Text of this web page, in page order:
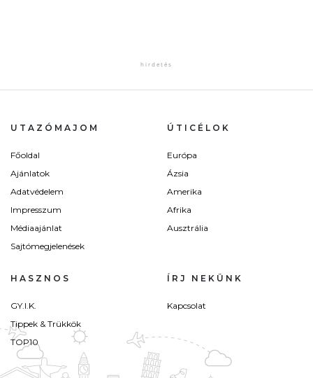
UTAZÓMAJOM
Főoldal
Ajánlatok
Adatvédelem
Impresszum
Médiaajánlat
Sajtómegjelenések
ÚTICÉLOK
Európa
Ázsia
Amerika
Afrika
Ausztrália
HASZNOS
GY.I.K.
Tippek & Trükkök
TOP10
ÍRJ NEKÜNK
Kapcsolat